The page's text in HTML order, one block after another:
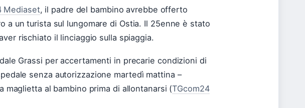
Mediaset, il padre del bambino avrebbe offerto
a un turista sul lungomare di Ostia. Il 25enne è stato
rischiato il linciaggio sulla spiaggia.
Grassi per accertamenti in precarie condizioni di
senza autorizzazione martedì mattina –
maglietta al bambino prima di allontanarsi (TGcom24